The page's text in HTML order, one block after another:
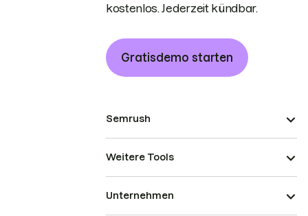
kostenlos. Jederzeit kündbar.
Gratisdemo starten
Semrush
Weitere Tools
Unternehmen